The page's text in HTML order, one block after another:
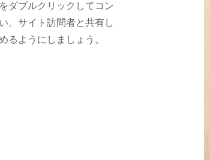
ダブルクリックしてコン
。サイト訪問者と共有し
るようにしましょう。